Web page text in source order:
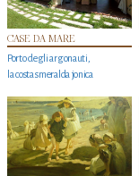
CASE DA MARE
Porto degli argonauti,
la costa smeralda jonica